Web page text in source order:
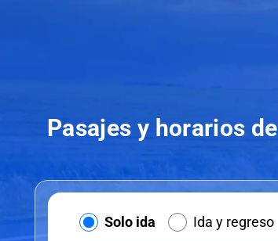
Pasajes y horarios de
Solo ida Ida y regreso